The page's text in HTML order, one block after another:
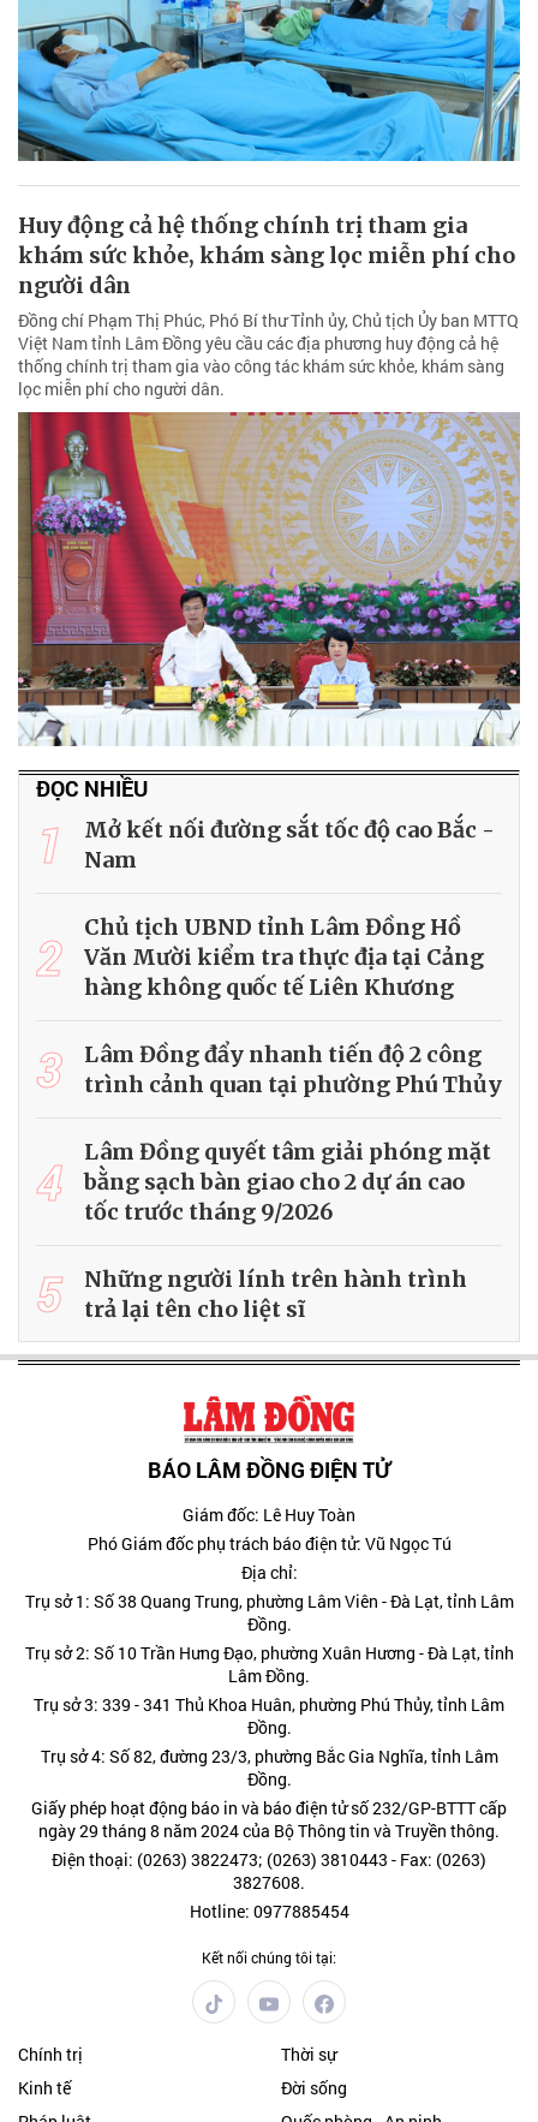
Huy động cả hệ thống chính trị tham gia
khám sức khỏe, khám sàng lọc miễn phí cho
người dân
Đồng chí Phạm Thị Phúc, Phó Bí thư Tỉnh ủy, Chủ tịch Ủy ban MTTQ
Việt Nam tỉnh Lâm Đồng yêu cầu các địa phương huy động cả hệ
thống chính trị tham gia vào công tác khám sức khỏe, khám sàng
lọc miễn phí cho người dân.
ĐỌC NHIỀU
1
Mở kết nối đường sắt tốc độ cao Bắc -
Nam
2
Chủ tịch UBND tỉnh Lâm Đồng Hồ
Văn Mười kiểm tra thực địa tại Cảng
hàng không quốc tế Liên Khương
3
Lâm Đồng đẩy nhanh tiến độ 2 công
trình cảnh quan tại phường Phú Thủy
4
Lâm Đồng quyết tâm giải phóng mặt
bằng sạch bàn giao cho 2 dự án cao
tốc trước tháng 9/2026
5
Những người lính trên hành trình
trả lại tên cho liệt sĩ
BÁO LÂM ĐỒNG ĐIỆN TỬ
Giám đốc: Lê Huy Toàn
Phó Giám đốc phụ trách báo điện tử: Vũ Ngọc Tú
Địa chỉ:
Trụ sở 1: Số 38 Quang Trung, phường Lâm Viên - Đà Lạt, tỉnh Lâm
Đồng.
Trụ sở 2: Số 10 Trần Hưng Đạo, phường Xuân Hương - Đà Lạt, tỉnh
Lâm Đồng.
Trụ sở 3: 339 - 341 Thủ Khoa Huân, phường Phú Thủy, tỉnh Lâm
Đồng.
Trụ sở 4: Số 82, đường 23/3, phường Bắc Gia Nghĩa, tỉnh Lâm
Đồng.
Giấy phép hoạt động báo in và báo điện tử số 232/GP-BTTT cấp
ngày 29 tháng 8 năm 2024 của Bộ Thông tin và Truyền thông.
Điện thoại: (0263) 3822473; (0263) 3810443 - Fax: (0263)
3827608.
Hotline: 0977885454
Kết nối chúng tôi tại:
Chính trị
Thời sự
Kinh tế
Đời sống